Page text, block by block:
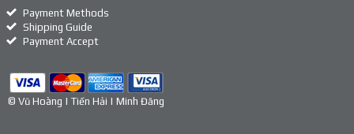
Payment Methods
Shipping Guide
Payment Accept
© Vũ Hoàng | Tiến Hải | Minh Đăng